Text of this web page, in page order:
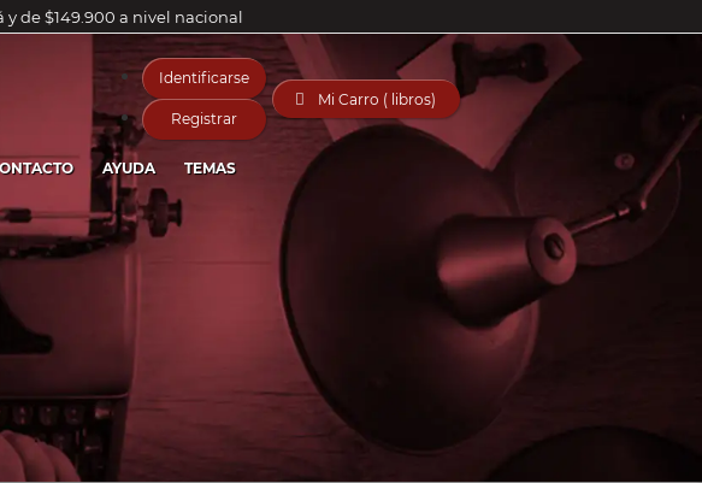
de $149.900 a nivel nacional
Identificarse
Registrar
 Mi Carro ( libros)
AYUDA TEMAS